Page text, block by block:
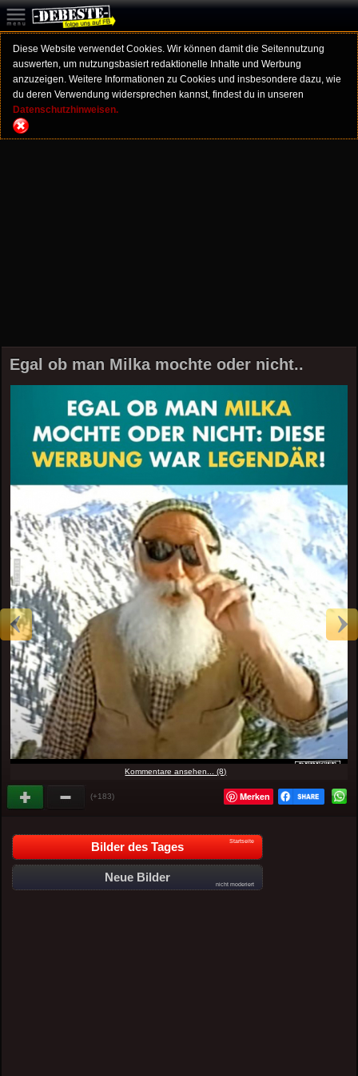
Diese Website verwendet Cookies. Wir können damit die Seitennutzung
auswerten, um nutzungsbasiert redaktionelle Inhalte und Werbung
anzuzeigen. Weitere Informationen zu Cookies und insbesondere dazu, wie
du deren Verwendung widersprechen kannst, findest du in unseren
Datenschutzhinweisen.
Egal ob man Milka mochte oder nicht..
Kommentare ansehen... (8)
(+183) Merken
Bilder des Tages Startseite
Neue Bilder
nicht moderiert